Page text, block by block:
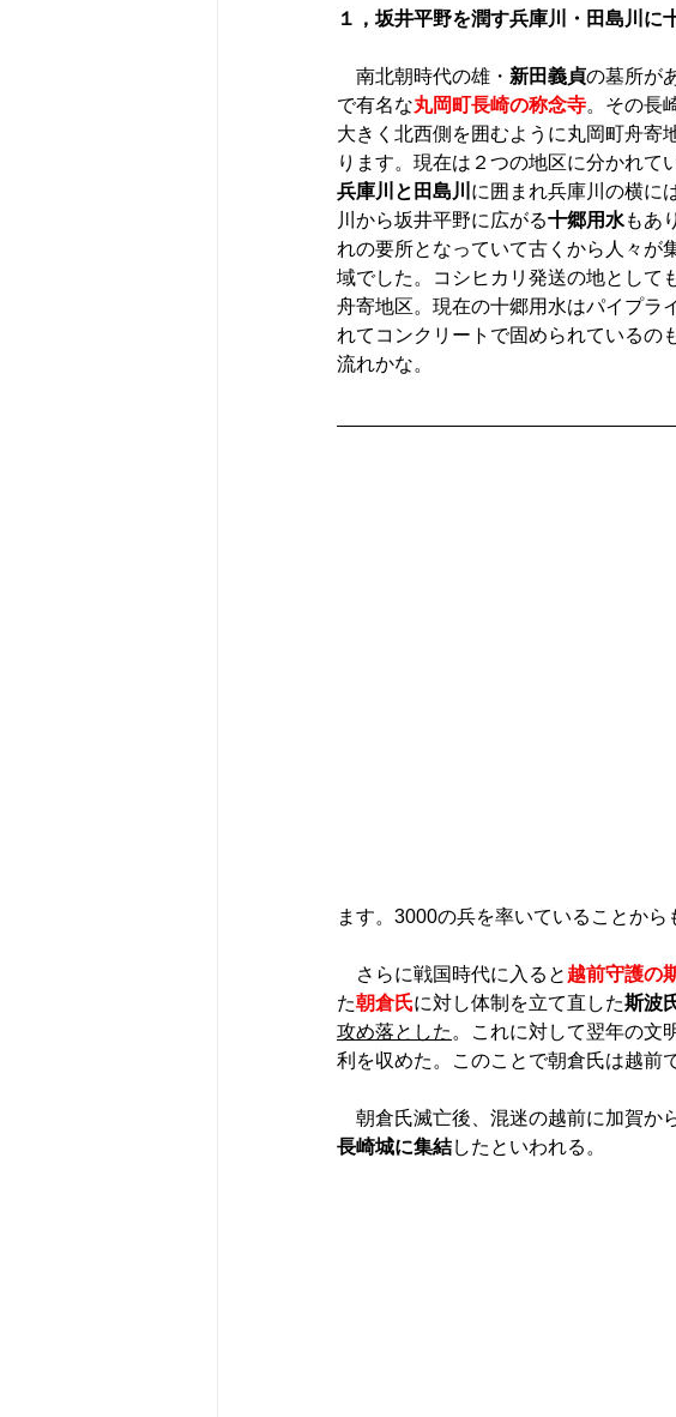
１，坂井平野を潤す兵庫川・田島川に
南北朝時代の雄・ 新田義貞の墓所が
で有名な丸岡町長崎の称念寺。その長
大きく北西側を囲むように丸岡町舟寄
ります。現在は２つの地区に分かれて
兵庫川と田島川 に囲まれ兵庫川の横に
川から坂井平野に広がる十郷用水もあ
れの要所となっていて古くから人々が
域でした。コシヒカリ発送の地として
舟寄地区。現在の十郷用水はパイプラ
れてコンクリートで固められているの
流れかな。
ます。3000の兵を率いていることから
さらに戦国時代に入ると 越前守護の
た朝倉氏に対し体制を立て直した斯波
攻め落とした 。これに対して翌年の文
利を収めた。このことで朝倉氏は越前
朝倉氏滅亡後、混迷の越前に加賀か
長崎城に集結したといわれる。